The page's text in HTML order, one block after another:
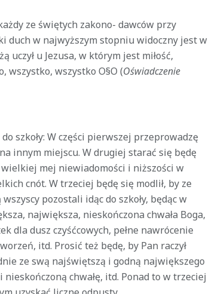
ze świętych zakono- dawców przy
duch w najwyższym stopniu widoczny jest w
uczył u Jezusa, w którym jest miłość,
wszystko, wszystko O§O (Oświadczenie
szkoły: W części pierwszej przeprowadzę
innym miejscu. W drugiej starać się będę
mej niewiadomości i niższości w
cnót. W trzeciej będę się modlił, by ze
pozostali idąc do szkoły, będąc w
największa, nieskończona chwała Boga,
dla dusz czyśćcowych, pełne nawrócenie
itd. Prosić też będę, by Pan raczył
ze swą najświętszą i godną największego
chwałę, itd. Ponad to w trzeciej